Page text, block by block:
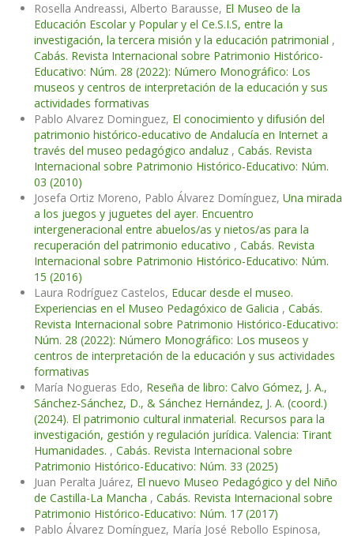
Rosella Andreassi, Alberto Barausse, El Museo de la
Educación Escolar y Popular y el Ce.S.I.S, entre la
investigación, la tercera misión y la educación patrimonial ,
Cabás. Revista Internacional sobre Patrimonio Histórico-
Educativo: Núm. 28 (2022): Número Monográfico: Los
museos y centros de interpretación de la educación y sus
actividades formativas
Pablo Alvarez Dominguez, El conocimiento y difusión del
patrimonio histórico-educativo de Andalucía en Internet a
través del museo pedagógico andaluz , Cabás. Revista
Internacional sobre Patrimonio Histórico-Educativo: Núm.
03 (2010)
Josefa Ortiz Moreno, Pablo Álvarez Domínguez, Una mirada
a los juegos y juguetes del ayer. Encuentro
intergeneracional entre abuelos/as y nietos/as para la
recuperación del patrimonio educativo , Cabás. Revista
Internacional sobre Patrimonio Histórico-Educativo: Núm.
15 (2016)
Laura Rodríguez Castelos, Educar desde el museo.
Experiencias en el Museo Pedagóxico de Galicia , Cabás.
Revista Internacional sobre Patrimonio Histórico-Educativo:
Núm. 28 (2022): Número Monográfico: Los museos y
centros de interpretación de la educación y sus actividades
formativas
María Nogueras Edo, Reseña de libro: Calvo Gómez, J. A.,
Sánchez-Sánchez, D., & Sánchez Hernández, J. A. (coord.)
(2024). El patrimonio cultural inmaterial. Recursos para la
investigación, gestión y regulación jurídica. Valencia: Tirant
Humanidades. , Cabás. Revista Internacional sobre
Patrimonio Histórico-Educativo: Núm. 33 (2025)
Juan Peralta Juárez, El nuevo Museo Pedagógico y del Niño
de Castilla-La Mancha , Cabás. Revista Internacional sobre
Patrimonio Histórico-Educativo: Núm. 17 (2017)
Pablo Álvarez Domínguez, María José Rebollo Espinosa,